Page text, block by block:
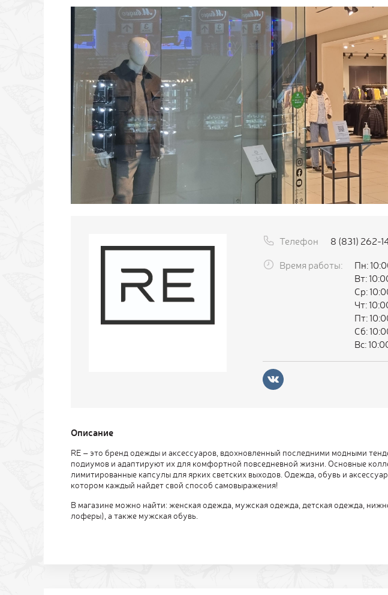
Телефон
8 (831) 262-
Время работы:
Пн:
Вт:
Ср:
Чт:
Пт:
Сб:
Вс:
Описание
RE – это бренд одежды и аксессуаров, вдохновленный последними модными
подиумов и адаптируют их для комфортной повседневной жизни. Основные
лимитированные капсулы для ярких светских выходов. Одежда, обувь и
котором каждый найдет свой способ самовыражения!
В магазине можно найти: женская одежда, мужская одежда, детская одежда,
лоферы), а также мужская обувь.